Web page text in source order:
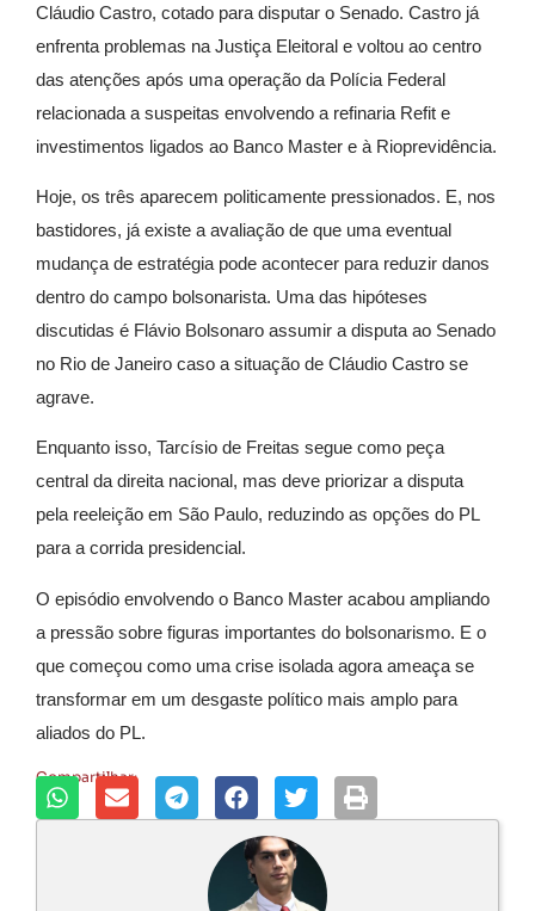
Cláudio Castro, cotado para disputar o Senado. Castro já
enfrenta problemas na Justiça Eleitoral e voltou ao centro
das atenções após uma operação da Polícia Federal
relacionada a suspeitas envolvendo a refinaria Refit e
investimentos ligados ao Banco Master e à Rioprevidência.
Hoje, os três aparecem politicamente pressionados. E, nos
bastidores, já existe a avaliação de que uma eventual
mudança de estratégia pode acontecer para reduzir danos
dentro do campo bolsonarista. Uma das hipóteses
discutidas é Flávio Bolsonaro assumir a disputa ao Senado
no Rio de Janeiro caso a situação de Cláudio Castro se
agrave.
Enquanto isso, Tarcísio de Freitas segue como peça
central da direita nacional, mas deve priorizar a disputa
pela reeleição em São Paulo, reduzindo as opções do PL
para a corrida presidencial.
O episódio envolvendo o Banco Master acabou ampliando
a pressão sobre figuras importantes do bolsonarismo. E o
que começou como uma crise isolada agora ameaça se
transformar em um desgaste político mais amplo para
aliados do PL.
Compartilhar: